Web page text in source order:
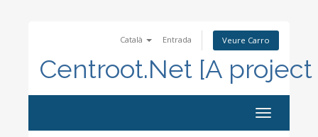
Català Entrada Veure Carro
Centroot.Net [A
Toggle
navigation